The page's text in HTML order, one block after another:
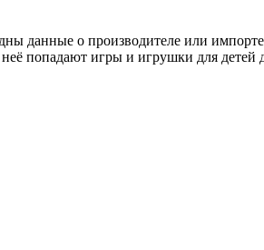
данные о производителе или
неё попадают игры и игрушки для